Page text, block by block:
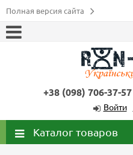
Полная версия сайта
+38 (098) 706-37-57
Войти
Каталог товаров